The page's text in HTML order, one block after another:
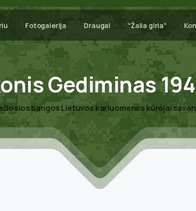
Fotogalerija Draugai “Žalia giria”
Gediminas
bangos Lietuvos kariuomenės kūrėjai